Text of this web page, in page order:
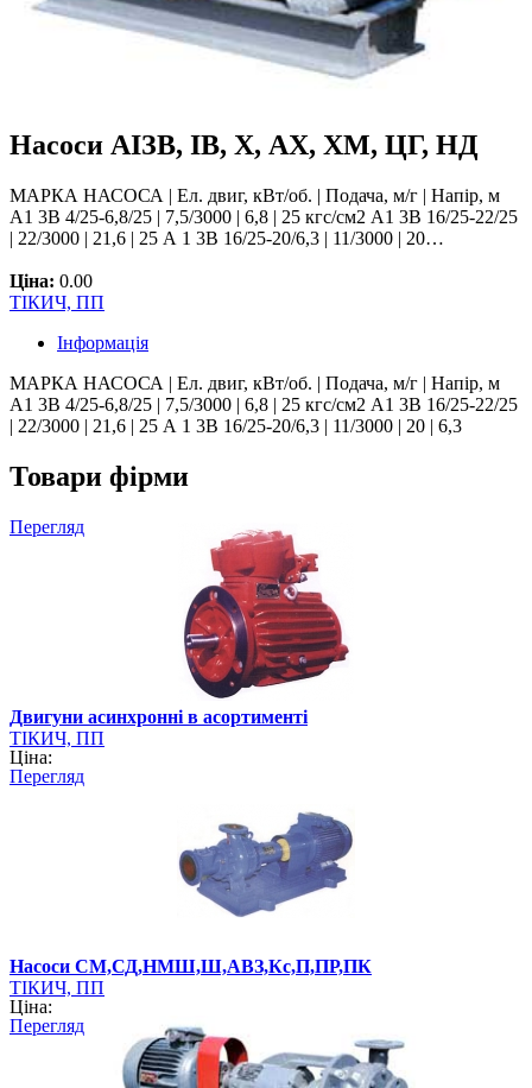
Насоси АІЗВ, ІВ, Х, АХ, ХМ, ЦГ, НД
МАРКА НАСОСА | Ел. двиг, кВт/об. | Подача, м/г | Напір, м
А1 3В 4/25-6,8/25 | 7,5/3000 | 6,8 | 25 кгс/см2 А1 3В 16/25-22/25
| 22/3000 | 21,6 | 25 А 1 3В 16/25-20/6,3 | 11/3000 | 20…
Ціна: 0.00
ТІКИЧ, ПП
Інформація
МАРКА НАСОСА | Ел. двиг, кВт/об. | Подача, м/г | Напір, м
А1 3В 4/25-6,8/25 | 7,5/3000 | 6,8 | 25 кгс/см2 А1 3В 16/25-22/25
| 22/3000 | 21,6 | 25 А 1 3В 16/25-20/6,3 | 11/3000 | 20 | 6,3
Товари фірми
Перегляд
Двигуни асинхронні в асортименті
ТІКИЧ, ПП
Ціна:
Перегляд
Насоси СМ,СД,НМШ,Ш,АВЗ,Кс,П,ПР,ПК
ТІКИЧ, ПП
Ціна:
Перегляд